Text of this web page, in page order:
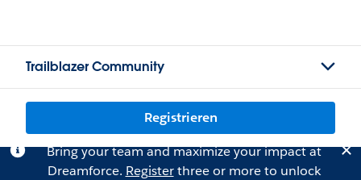
Trailblazer Community
Registrieren
Bring your team and maximize your impact at
Dreamforce. Registerthree or more to unlock